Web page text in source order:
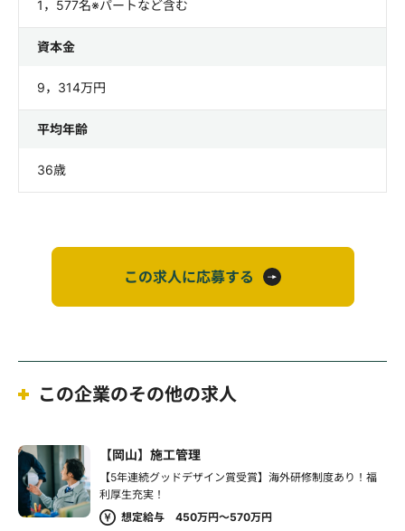
1，577名※パートなど含む
資本金
9，314万円
平均年齢
36歳
この求人に応募する
この企業のその他の求人
【岡山】施工管理
【5年連続グッドデザイン賞受賞】海外研修制度あり！福
利厚生充実！
想定給与 450万円～570万円